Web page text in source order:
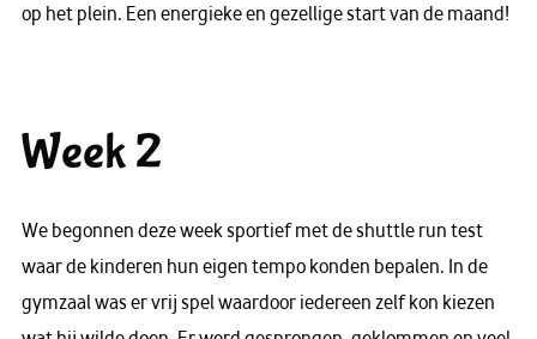
op het plein. Een energieke en gezellige start van de maand!
Week 2
We begonnen deze week sportief met de shuttle run test
waar de kinderen hun eigen tempo konden bepalen. In de
gymzaal was er vrij spel waardoor iedereen zelf kon kiezen